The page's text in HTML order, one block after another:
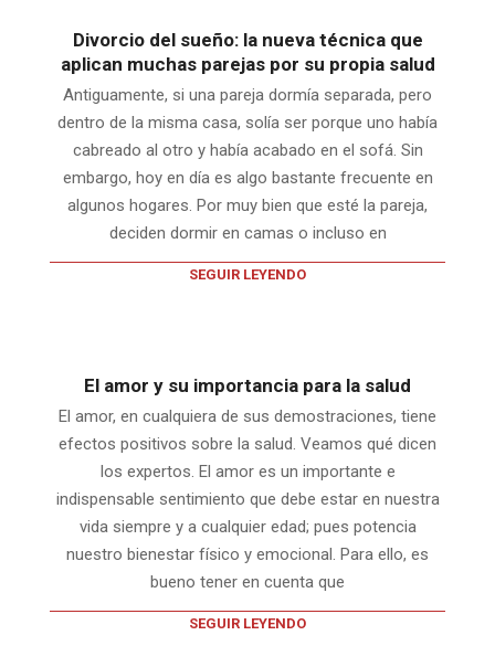
Divorcio del sueño: la nueva técnica que
aplican muchas parejas por su propia salud
Antiguamente, si una pareja dormía separada, pero
dentro de la misma casa, solía ser porque uno había
cabreado al otro y había acabado en el sofá. Sin
embargo, hoy en día es algo bastante frecuente en
algunos hogares. Por muy bien que esté la pareja,
deciden dormir en camas o incluso en
SEGUIR LEYENDO
El amor y su importancia para la salud
El amor, en cualquiera de sus demostraciones, tiene
efectos positivos sobre la salud. Veamos qué dicen
los expertos. El amor es un importante e
indispensable sentimiento que debe estar en nuestra
vida siempre y a cualquier edad; pues potencia
nuestro bienestar físico y emocional. Para ello, es
bueno tener en cuenta que
SEGUIR LEYENDO